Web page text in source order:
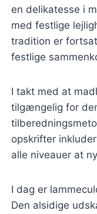
en delikatesse i
med festlige
tradition er
festlige
I takt med at
tilgængelig for
opskrifter
alle niveauer at
I dag er
Den alsidige